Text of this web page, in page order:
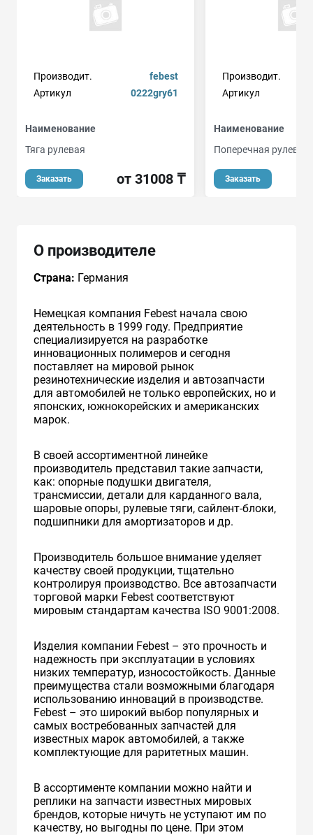
Производит.
febest
Артикул
0222gry61
Наименование
Тяга рулевая
Заказать от 31008 ₸
Производит.
Артикул
Наименование
Поперечная рулевая
Заказать
О производителе
Страна: Германия
Немецкая компания Febest начала свою
деятельность в 1999 году. Предприятие
специализируется на разработке
инновационных полимеров и сегодня
поставляет на мировой рынок
резинотехнические изделия и автозапчасти
для автомобилей не только европейских, но и
японских, южнокорейских и американских
марок.
В своей ассортиментной линейке
производитель представил такие запчасти,
как: опорные подушки двигателя,
трансмиссии, детали для карданного вала,
шаровые опоры, рулевые тяги, сайлент-блоки,
подшипники для амортизаторов и др.
Производитель большое внимание уделяет
качеству своей продукции, тщательно
контролируя производство. Все автозапчасти
торговой марки Febest соответствуют
мировым стандартам качества ISO 9001:2008.
Изделия компании Febest – это прочность и
надежность при эксплуатации в условиях
низких температур, износостойкость. Данные
преимущества стали возможными благодаря
использованию инноваций в производстве.
Febest – это широкий выбор популярных и
самых востребованных запчастей для
известных марок автомобилей, а также
комплектующие для раритетных машин.
В ассортименте компании можно найти и
реплики на запчасти известных мировых
брендов, которые ничуть не уступают им по
качеству, но выгодны по цене. При этом